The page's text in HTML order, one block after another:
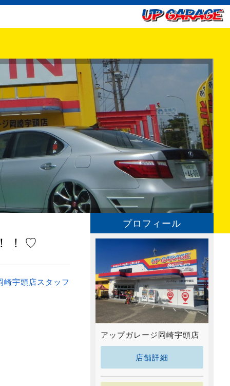
！♡
崎宇頭店スタッフ
プロフィール
アップガレージ岡崎宇頭店
店舗詳細